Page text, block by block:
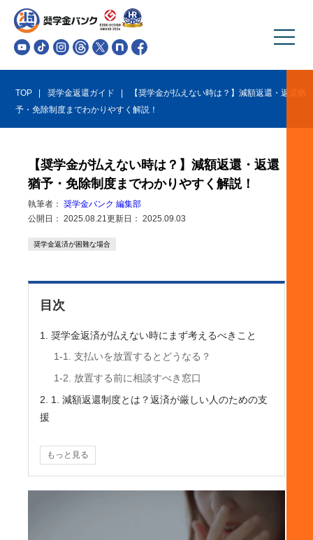
TOP 奨学金返還ガイド
【奨学金が払えない時は？】減額返還・返還猶
予・免除制度までわかりやすく解説！
【奨学金が払えない時は？】減額返還・返還
猶予・免除制度までわかりやすく解説！
執筆者： 奨学金バンク 編集部
公開日： 2025.08.21更新日： 2025.09.03
奨学金返済が困難な場合
目次
1. 奨学金返済が払えない時にまず考えるべきこと
1-1. 支払いを放置するとどうなる？
1-2. 放置する前に相談すべき窓口
2. 1. 減額返還制度とは？返済が厳しい人のための支
援
2-2. 対象となる条件
3. 2. 返還期限猶予とは？一時的に返済をストップで
もっと見る